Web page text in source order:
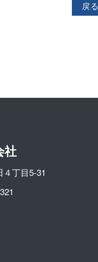
戻る
社
丁目5-31